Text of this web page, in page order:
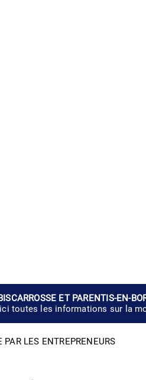
ET PARENTIS-EN-
toutes les informations sur la
PAR LES ENTREPRENEURS